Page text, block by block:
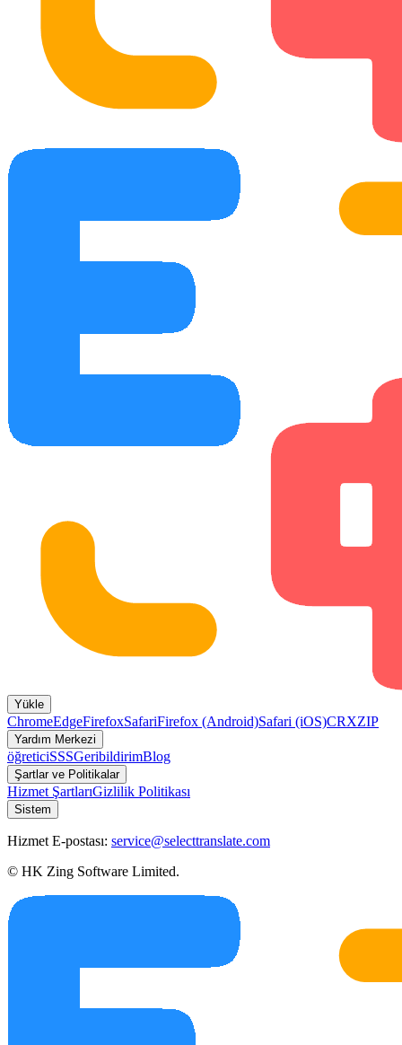
Yükle
ChromeEdgeFirefoxSafariFirefox (Android)Safari (iOS)CRXZIP
Yardım Merkezi
öğreticiSSSGeribildirimBlog
Şartlar ve Politikalar
Hizmet ŞartlarıGizlilik Politikası
Sistem
Hizmet E-postası: service@selecttranslate.com
© HK Zing Software Limited.